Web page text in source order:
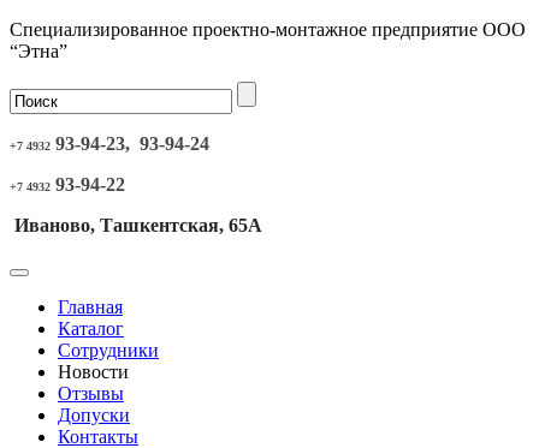
Специализированное проектно-монтажное предприятие ООО
“Этна”
+7 4932 93-94-23, 93-94-24
+7 4932 93-94-22
Иваново, Ташкентская, 65А
Главная
Каталог
Сотрудники
Новости
Отзывы
Допуски
Контакты